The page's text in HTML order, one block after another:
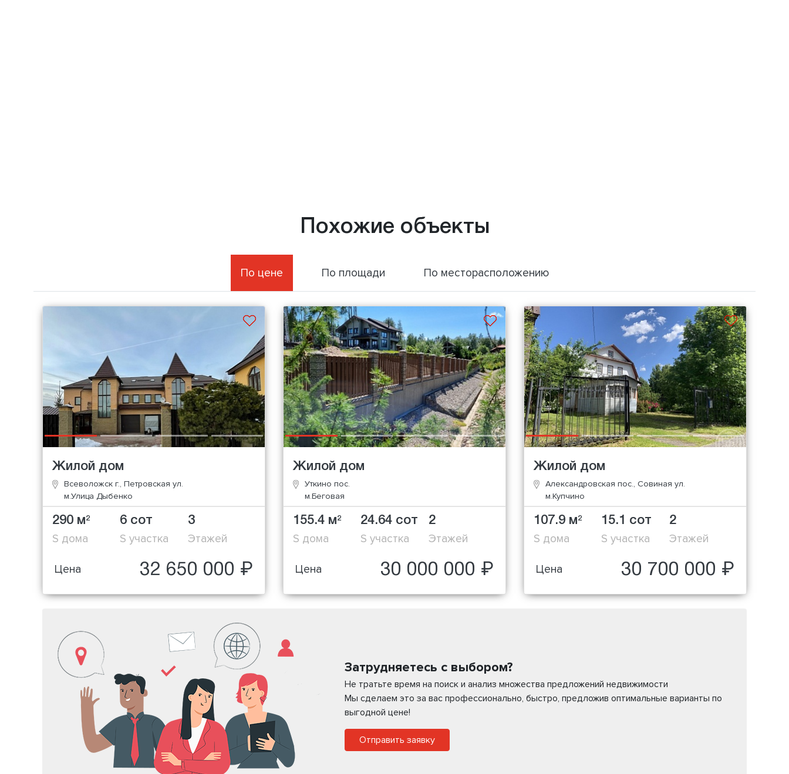
Похожие объекты
По цене По площади По месторасположению
Жилой дом
Всеволожск г., Петровская ул.
м.Улица Дыбенко
290 м2
S дома
6 сот
S участка
3
Этажей
Цена 32 650 000 ₽
Жилой дом
Уткино пос.
м.Беговая
155.4 м2
S дома
24.64 сот
S участка
2
Этажей
Цена 30 000 000 ₽
Жилой дом
Александровская пос., Совиная ул.
м.Купчино
107.9 м2
S дома
15.1 сот
S участка
2
Этажей
Цена 30 700 000 ₽
Затрудняетесь с выбором?
Не тратьте время на поиск и анализ множества предложений недвижимости
Мы сделаем это за вас профессионально, быстро, предложив оптимальные варианты по
выгодной цене!
Отправить заявку